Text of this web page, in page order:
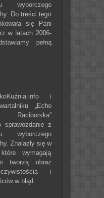
wyborczego
Do treści tego
się Pani
w latach 2006-
pełną
i
„Echo
sprawozdanie z
wyborczego
Znalazły się w
wymagają
tworzą obraz
i
w błąd.